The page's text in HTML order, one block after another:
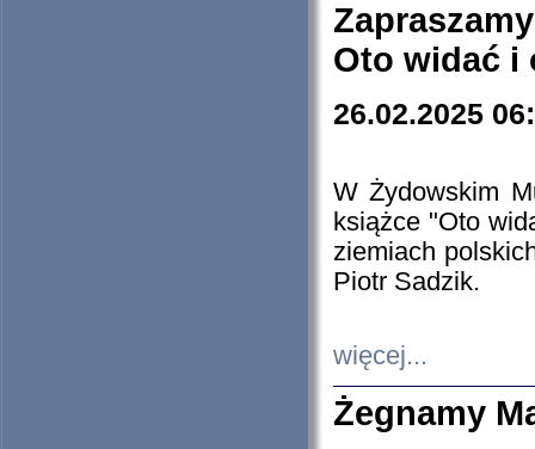
Oto widać i
26.02.2025
W Żydowskim
książce "Oto
ziemiach
Piotr Sadzik.
więcej...
Żegnamy